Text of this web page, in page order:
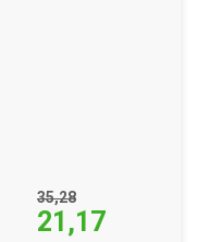
35,28
21,17